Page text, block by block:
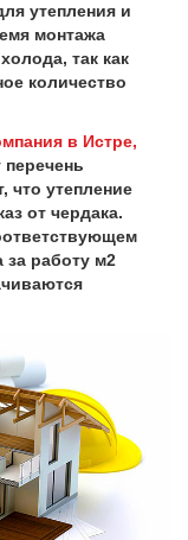
утепления и
монтажа
так как
количество
в Истре,
что утепление
от чердака.
за работу м2